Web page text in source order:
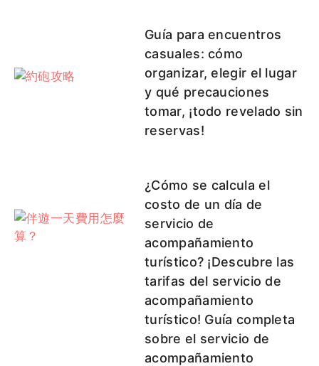
Guía para encuentros
casuales: cómo
organizar, elegir el lugar
y qué precauciones
tomar, ¡todo revelado sin
reservas!
¿Cómo se calcula el
costo de un día de
servicio de
acompañamiento
turístico? ¡Descubre las
tarifas del servicio de
acompañamiento
turístico! Guía completa
sobre el servicio de
acompañamiento